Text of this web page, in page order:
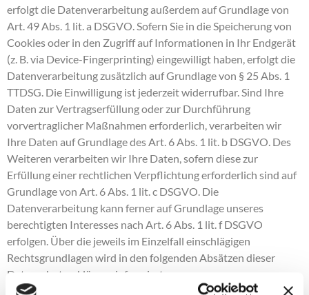
erfolgt die Datenverarbeitung außerdem auf Grundlage von
Art. 49 Abs. 1 lit. a DSGVO. Sofern Sie in die Speicherung von
Cookies oder in den Zugriff auf Informationen in Ihr Endgerät
(z. B. via Device-Fingerprinting) eingewilligt haben, erfolgt die
Datenverarbeitung zusätzlich auf Grundlage von § 25 Abs. 1
TTDSG. Die Einwilligung ist jederzeit widerrufbar. Sind Ihre
Daten zur Vertragserfüllung oder zur Durchführung
vorvertraglicher Maßnahmen erforderlich, verarbeiten wir
Ihre Daten auf Grundlage des Art. 6 Abs. 1 lit. b DSGVO. Des
Weiteren verarbeiten wir Ihre Daten, sofern diese zur
Erfüllung einer rechtlichen Verpflichtung erforderlich sind auf
Grundlage von Art. 6 Abs. 1 lit. c DSGVO. Die
Datenverarbeitung kann ferner auf Grundlage unseres
berechtigten Interesses nach Art. 6 Abs. 1 lit. f DSGVO
erfolgen. Über die jeweils im Einzelfall einschlägigen
Rechtsgrundlagen wird in den folgenden Absätzen dieser
Datenschutzerklärung informiert.